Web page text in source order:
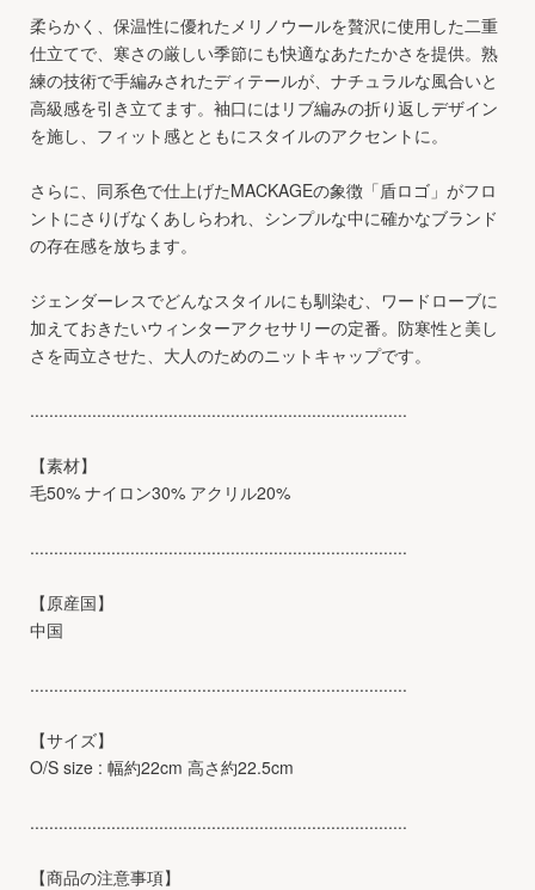
柔らかく、保温性に優れたメリノウールを贅沢に使用した二重
仕立てで、寒さの厳しい季節にも快適なあたたかさを提供。熟
練の技術で手編みされたディテールが、ナチュラルな風合いと
高級感を引き立てます。袖口にはリブ編みの折り返しデザイン
を施し、フィット感とともにスタイルのアクセントに。
さらに、同系色で仕上げたMACKAGEの象徴「盾ロゴ」がフロ
ントにさりげなくあしらわれ、シンプルな中に確かなブランド
の存在感を放ちます。
ジェンダーレスでどんなスタイルにも馴染む、ワードローブに
加えておきたいウィンターアクセサリーの定番。防寒性と美し
さを両立させた、大人のためのニットキャップです。
...............................................................................
【素材】
毛50% ナイロン30% アクリル20%
...............................................................................
【原産国】
中国
...............................................................................
【サイズ】
O/S size : 幅約22cm 高さ約22.5cm
...............................................................................
【商品の注意事項】